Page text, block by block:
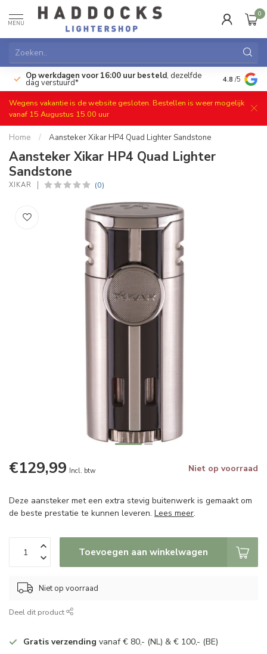
MENU
0
Op werkdagen voor 16:00 uur besteld, dezelfde
dag verstuurd* Gratis
4.8 /5
Wegens vakantie is de website gesloten. Bestellen is weer mogelijk
vanaf 15 Augustus 15.00 uur
Home / Aansteker Xikar HP4 Quad Lighter Sandstone
Aansteker Xikar HP4 Quad Lighter
Sandstone
XIKAR (0)
€129,99 Incl. btw Niet op voorraad
Deze aansteker met een extra stevig buitenwerk is gemaakt om
de beste prestatie te kunnen leveren. Lees meer.
Toevoegen aan winkelwagen
Niet op voorraad
Deel dit product
Gratis verzending vanaf € 80,- (NL) & € 100,- (BE)